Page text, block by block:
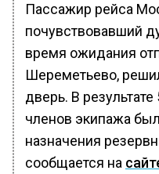
Пассажир рейса
почувствовавший
время ожидания
Шереметьево,
дверь. В
членов экипажа
назначения
сообщается на